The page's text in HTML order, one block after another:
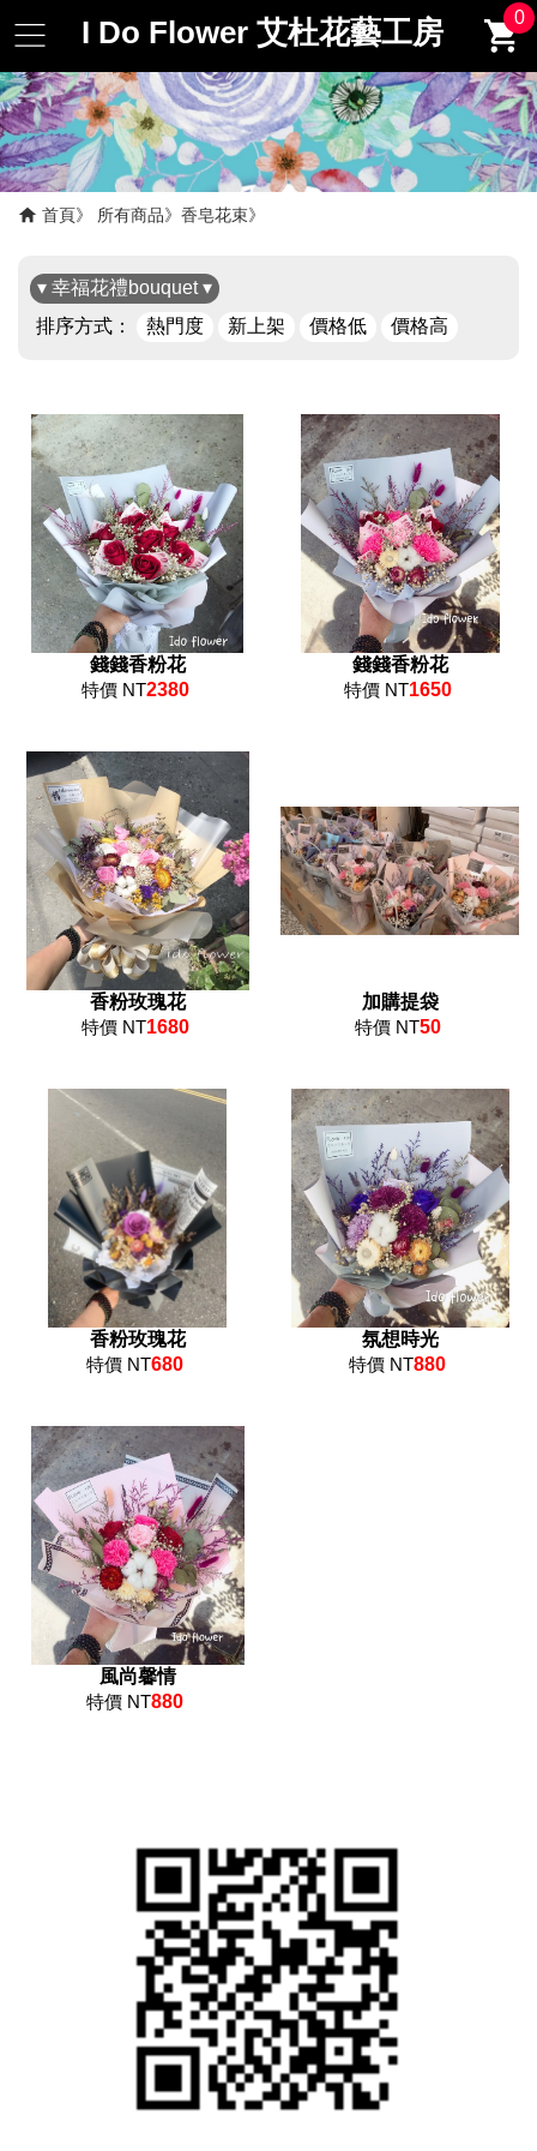
I Do Flower 艾杜花藝工房 0
首頁 所有商品 香皂花束
▾ 幸福花禮bouquet ▾
排序方式：
熱門度 新上架 價格低 價格高
錢錢香粉花
特價 NT2380
錢錢香粉花
特價 NT1650
香粉玫瑰花
特價 NT1680
加購提袋
特價 NT50
香粉玫瑰花
特價 NT680
氛想時光
特價 NT880
風尚馨情
特價 NT880